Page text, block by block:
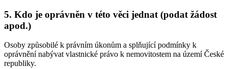
5. Kdo je oprávněn v této věci jednat (podat žádost
apod.)
Osoby způsobilé k právním úkonům a splňující podmínky k
oprávnění nabývat vlastnické právo k nemovitostem na území České
republiky.